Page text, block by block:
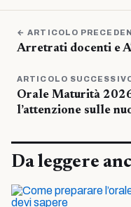
← ARTICOLO
Arretrati docenti e
ARTICOLO
Orale Maturità
l’attenzione sulle
Da leggere